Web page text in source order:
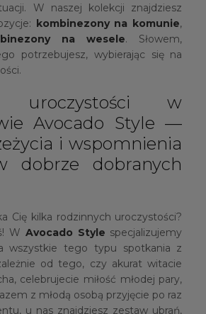
W naszej kolekcji znajdziesz
kombinezony na komunie,
na wesele. Słowem,
potrzebujesz, wybierając się na
uroczystości w
Avocado Style —
i wspomnienia
dobrze dobranych
Cię kilka rodzinnych uroczystości?
W Avocado Style specjalizujemy
wszystkie tego typu spotkania z
od tego, czy akurat witacie
celebrujecie miłość młodej pary,
z młodą osobą przyjęcie po raz
u nas znajdziesz zestaw ubrań,